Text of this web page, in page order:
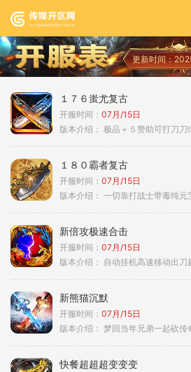
更新时间：
１７６蚩尤复古
开服时间： 07月/15日
版本介绍： 极品＋５赞助可打刀刀
１８０霸者复古
开服时间： 07月/15日
版本介绍： 一切靠打战士带毒纯元
新倍攻极速合击
开服时间： 07月/15日
版本介绍： 自动挂机高速移动出刀
新熊猫沉默
开服时间： 07月/15日
版本介绍： 梦回当年兄弟一起砍传
快餐超超超变变变